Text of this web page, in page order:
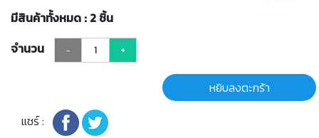
มีสินค้าทั้งหมด : 2 ชิ้น
จำนวน
- +
หยิบลงตะกร้า
แชร์ :